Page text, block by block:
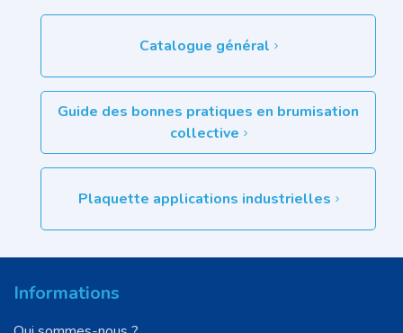
Catalogue général
Guide des bonnes pratiques en brumisation
collective
Plaquette applications industrielles
Informations